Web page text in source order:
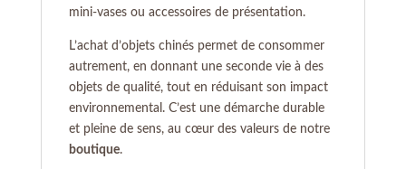
mini-vases ou accessoires de présentation.
L’achat d’objets chinés permet de consommer
autrement, en donnant une seconde vie à des
objets de qualité, tout en réduisant son impact
environnemental. C’est une démarche durable
et pleine de sens, au cœur des valeurs de notre
boutique.